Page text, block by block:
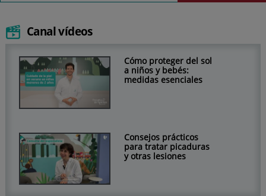
Canal vídeos
Cómo proteger del sol
a niños y bebés:
medidas esenciales
Consejos prácticos
para tratar picaduras
y otras lesiones